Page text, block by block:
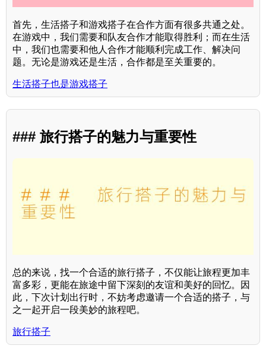
首先，生活搭子和游戏搭子在合作方面有很多共通之处。
在游戏中，我们需要和队友合作才能取得胜利；而在生活
中，我们也需要和他人合作才能顺利完成工作、解决问
题。无论是游戏还是生活，合作都是至关重要的。
生活搭子也是游戏搭子
### 旅行搭子的魅力与重要性
总的来说，找一个合适的旅行搭子，不仅能让旅程更加丰
富多彩，更能在旅途中留下深刻的友谊和美好的回忆。因
此，下次计划出行时，不妨考虑邀请一个合适的搭子，与
之一起开启一段美妙的旅程吧。
旅行搭子